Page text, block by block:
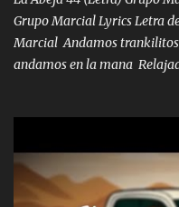
Grupo Marcial Lyrics Letra
Marcial Andamos
andamos en la mana
coronamos Se jala los
Un gallardo me prendo
tranquilizando Tomense un